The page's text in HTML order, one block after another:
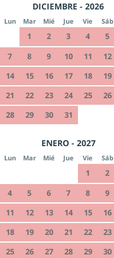
DICIEMBRE - 2026
Lun Mar Mié Jue Vie Sáb
1 2 3 4 5
7
8 9 10 11 12
14
15 16 17 18 19
21
22 23 24 25 26
28
29 30 31
ENERO - 2027
Lun Mar Mié Jue Vie Sáb
1 2
4
5 6 7 8 9
11
12 13 14 15 16
18
19 20 21 22 23
25
26 27 28 29 30